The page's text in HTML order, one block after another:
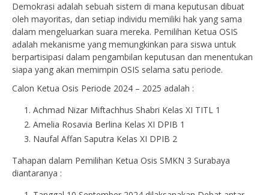
Demokrasi adalah sebuah sistem di mana keputusan dibuat
oleh mayoritas, dan setiap individu memiliki hak yang sama
dalam mengeluarkan suara mereka. Pemilihan Ketua OSIS
adalah mekanisme yang memungkinkan para siswa untuk
berpartisipasi dalam pengambilan keputusan dan menentukan
siapa yang akan memimpin OSIS selama satu periode.
Calon Ketua Osis Periode 2024 – 2025 adalah :
Achmad Nizar Miftachhus Shabri Kelas XI TITL 1
Amelia Rosavia Berlina Kelas XI DPIB 1
Naufal Affan Saputra Kelas XI DPIB 2
Tahapan dalam Pemilihan Ketua Osis SMKN 3 Surabaya
diantaranya :